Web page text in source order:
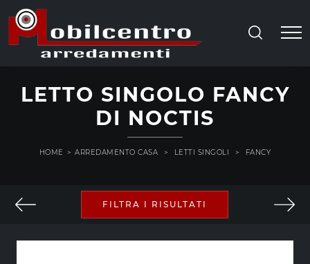
LETTO SINGOLO FANCY
DI NOCTIS
HOME > ARREDAMENTO CASA > LETTI SINGOLI > FANCY
FILTRA I RISULTATI